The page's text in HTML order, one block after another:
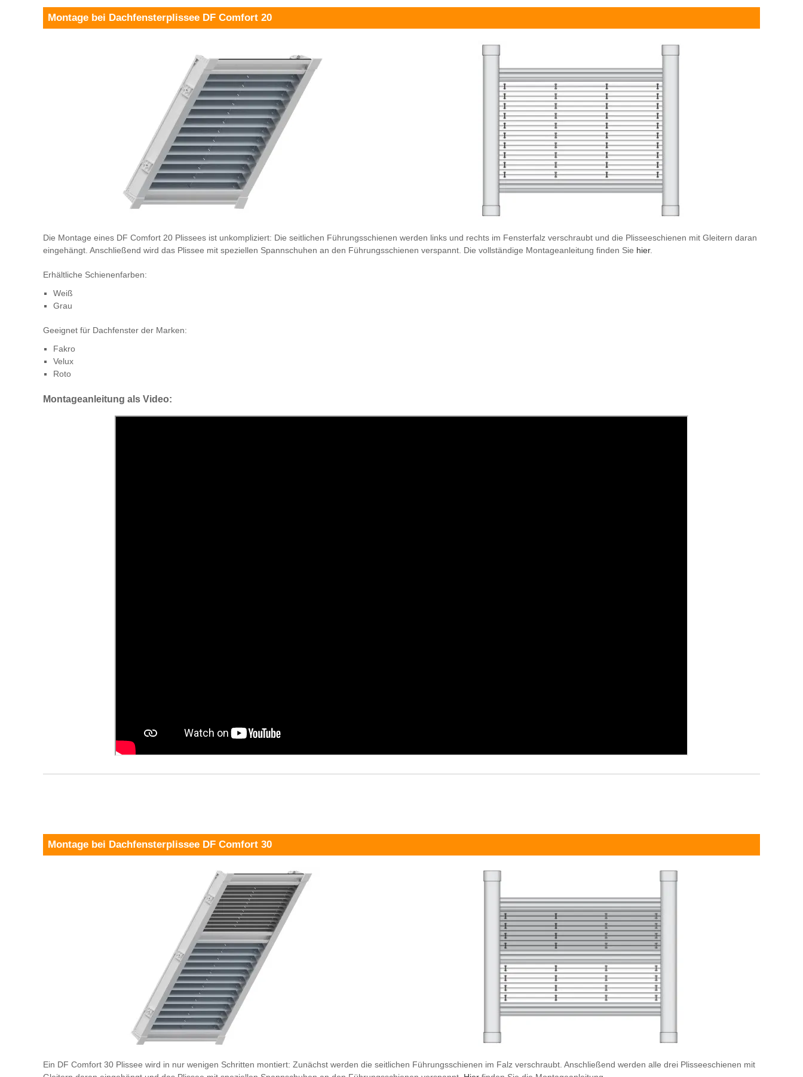
Montage bei Dachfensterplissee DF Comfort 20
Die Montage eines DF Comfort 20 Plissees ist unkompliziert: Die seitlichen Führungsschienen werden links und rechts im Fensterfalz verschraubt und die Plisseeschienen mit Gleitern daran
eingehängt. Anschließend wird das Plissee mit speziellen Spannschuhen an den Führungsschienen verspannt. Die vollständige Montageanleitung finden Sie hier.
Erhältliche Schienenfarben:
Weiß
Grau
Geeignet für Dachfenster der Marken:
Fakro
Velux
Roto
Montageanleitung als Video:
Montage bei Dachfensterplissee DF Comfort 30
Ein DF Comfort 30 Plissee wird in nur wenigen Schritten montiert: Zunächst werden die seitlichen Führungsschienen im Falz verschraubt. Anschließend werden alle drei Plisseeschienen mit